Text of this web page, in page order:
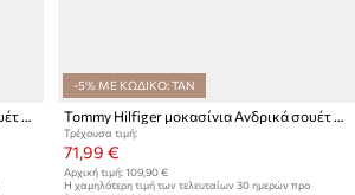
-5% ΜΕ ΚΩΔΙΚΟ: TAN
Τρέχουσα τιμή:
71,99 €
Αρχική τιμή: 109,90 €
Η χαμηλότερη τιμή των τελευταίων 30 ημερών προ